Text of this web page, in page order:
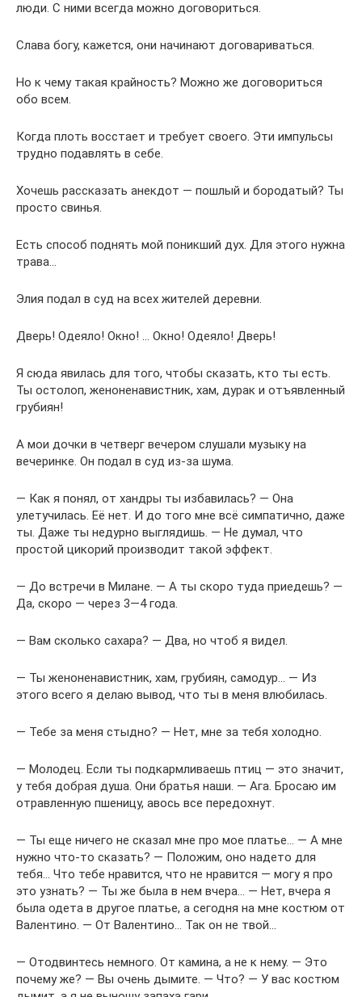
люди. С ними всегда можно договориться.
Слава богу, кажется, они начинают договариваться.
Но к чему такая крайность? Можно же договориться
обо всем.
Когда плоть восстает и требует своего. Эти импульсы
трудно подавлять в себе.
Хочешь рассказать анекдот — пошлый и бородатый? Ты
просто свинья.
Есть способ поднять мой поникший дух. Для этого нужна
трава…
Элия подал в суд на всех жителей деревни.
Дверь! Одеяло! Окно! … Окно! Одеяло! Дверь!
Я сюда явилась для того, чтобы сказать, кто ты есть.
Ты остолоп, женоненавистник, хам, дурак и отъявленный
грубиян!
А мои дочки в четверг вечером слушали музыку на
вечеринке. Он подал в суд из-за шума.
— Как я понял, от хандры ты избавилась? — Она
улетучилась. Её нет. И до того мне всё симпатично, даже
ты. Даже ты недурно выглядишь. — Не думал, что
простой цикорий производит такой эффект.
— До встречи в Милане. — А ты скоро туда приедешь? —
Да, скоро — через 3—4 года.
— Вам сколько сахара? — Два, но чтоб я видел.
— Ты женоненавистник, хам, грубиян, самодур… — Из
этого всего я делаю вывод, что ты в меня влюбилась.
— Тебе за меня стыдно? — Нет, мне за тебя холодно.
— Молодец. Если ты подкармливаешь птиц — это значит,
у тебя добрая душа. Они братья наши. — Ага. Бросаю им
отравленную пшеницу, авось все передохнут.
— Ты еще ничего не сказал мне про мое платье… — А мне
нужно что-то сказать? — Положим, оно надето для
тебя… Что тебе нравится, что не нравится — могу я про
это узнать? — Ты же была в нем вчера… — Нет, вчера я
была одета в другое платье, а сегодня на мне костюм от
Валентино. — От Валентино… Так он не твой…
— Отодвинтесь немного. От камина, а не к нему. — Это
почему же? — Вы очень дымите. — Что? — У вас костюм